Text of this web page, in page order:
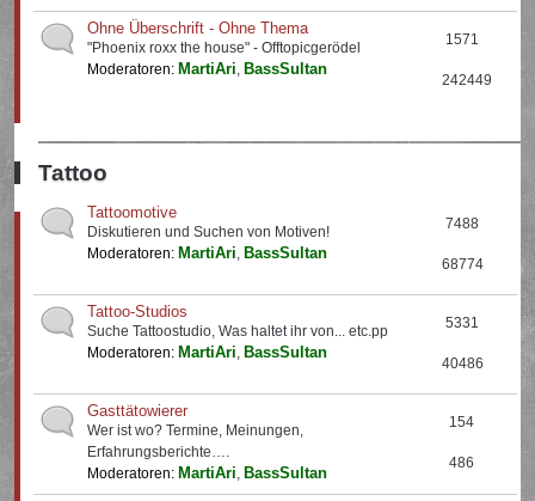
Ohne Überschrift - Ohne Thema
"Phoenix roxx the house" - Offtopicgerödel
Moderatoren: MartiAri, BassSultan
1571
242449
Tattoo
Tattoomotive
Diskutieren und Suchen von Motiven!
Moderatoren: MartiAri, BassSultan
7488
68774
Tattoo-Studios
Suche Tattoostudio, Was haltet ihr von... etc.pp
Moderatoren: MartiAri, BassSultan
5331
40486
Gasttätowierer
Wer ist wo? Termine, Meinungen,
Erfahrungsberichte….
Moderatoren: MartiAri, BassSultan
154
486